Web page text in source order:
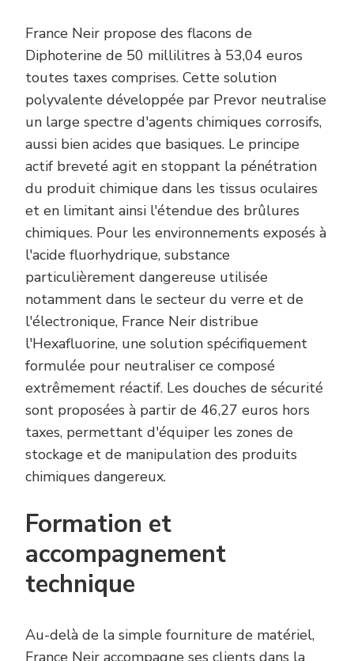
France Neir propose des flacons de
Diphoterine de 50 millilitres à 53,04 euros
toutes taxes comprises. Cette solution
polyvalente développée par Prevor neutralise
un large spectre d'agents chimiques corrosifs,
aussi bien acides que basiques. Le principe
actif breveté agit en stoppant la pénétration
du produit chimique dans les tissus oculaires
et en limitant ainsi l'étendue des brûlures
chimiques. Pour les environnements exposés à
l'acide fluorhydrique, substance
particulièrement dangereuse utilisée
notamment dans le secteur du verre et de
l'électronique, France Neir distribue
l'Hexafluorine, une solution spécifiquement
formulée pour neutraliser ce composé
extrêmement réactif. Les douches de sécurité
sont proposées à partir de 46,27 euros hors
taxes, permettant d'équiper les zones de
stockage et de manipulation des produits
chimiques dangereux.
Formation et
accompagnement
technique
Au-delà de la simple fourniture de matériel,
France Neir accompagne ses clients dans la